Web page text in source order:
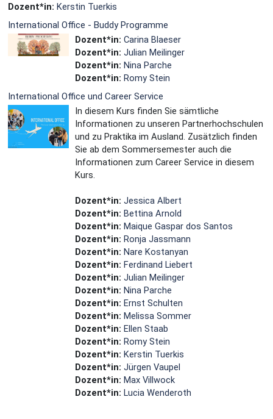
Dozent*in: Kerstin Tuerkis
International Office - Buddy Programme
Dozent*in: Carina Blaeser
Dozent*in: Julian Meilinger
Dozent*in: Nina Parche
Dozent*in: Romy Stein
International Office und Career Service
In diesem Kurs finden Sie sämtliche
Informationen zu unseren Partnerhochschulen
und zu Praktika im Ausland. Zusätzlich finden
Sie ab dem Sommersemester auch die
Informationen zum Career Service in diesem
Kurs.
Dozent*in: Jessica Albert
Dozent*in: Bettina Arnold
Dozent*in: Maique Gaspar dos Santos
Dozent*in: Ronja Jassmann
Dozent*in: Nare Kostanyan
Dozent*in: Ferdinand Liebert
Dozent*in: Julian Meilinger
Dozent*in: Nina Parche
Dozent*in: Ernst Schulten
Dozent*in: Melissa Sommer
Dozent*in: Ellen Staab
Dozent*in: Romy Stein
Dozent*in: Kerstin Tuerkis
Dozent*in: Jürgen Vaupel
Dozent*in: Max Villwock
Dozent*in: Lucia Wenderoth